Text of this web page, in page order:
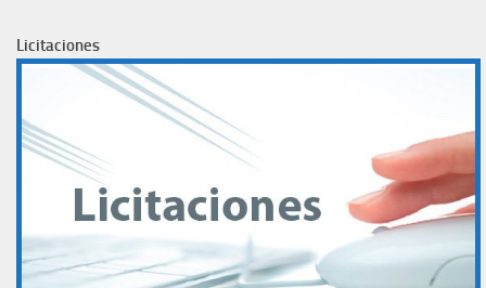
Licitaciones